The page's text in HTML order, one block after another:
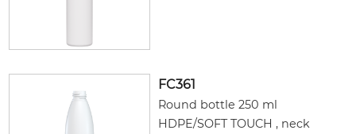
FC361
Round bottle 250 ml
HDPE/SOFT TOUCH , neck